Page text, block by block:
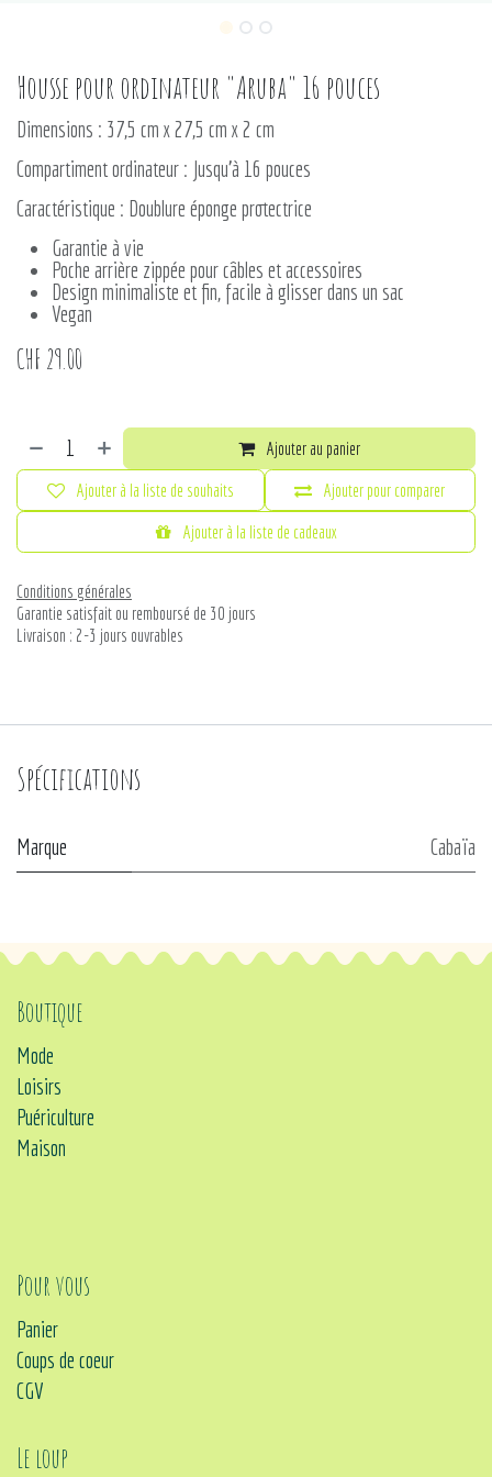
Housse pour ordinateur "Aruba" 16 pouces
Dimensions : 37,5 cm x 27,5 cm x 2 cm
Compartiment ordinateur : Jusqu'à 16 pouces
Caractéristique : Doublure éponge protectrice
Garantie à vie
Poche arrière zippée pour câbles et accessoires
Design minimaliste et fin, facile à glisser dans un sac
Vegan
CHF 29.00
Ajouter au panier
Ajouter pour comparer
Ajouter à la liste de cadeaux
Ajouter à la liste de souhaits
Conditions générales
Garantie satisfait ou remboursé de 30 jours
Livraison : 2-3 jours ouvrables
Spécifications
Marque Cabaïa
Boutique
Mode
Loisirs
Puériculture
Maison
Pour vous
Panier
Coups de coeur
CGV
Le loup